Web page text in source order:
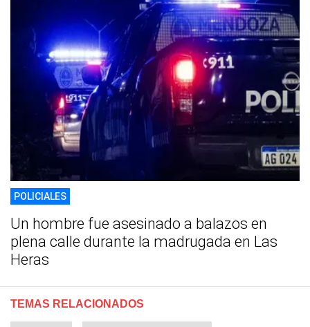
POLICIALES
Un hombre fue asesinado a balazos en
plena calle durante la madrugada en Las
Heras
TEMAS RELACIONADOS